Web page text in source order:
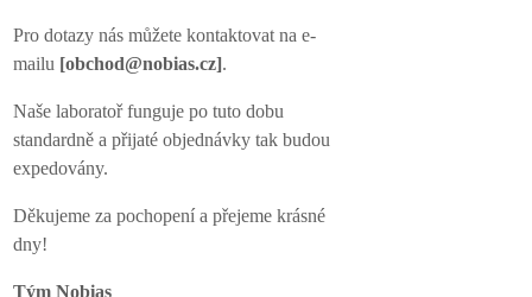
Pro dotazy nás můžete kontaktovat na e-
mailu [obchod@nobias.cz].
Naše laboratoř funguje po tuto dobu
standardně a přijaté objednávky tak budou
expedovány.
Děkujeme za pochopení a přejeme krásné
dny!
Tým Nobias